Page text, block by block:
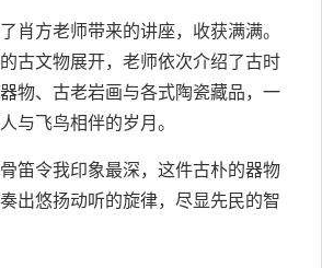
肖方老师带来的讲座，收获满满。
古文物展开，老师依次介绍了古时
物、古老岩画与各式陶瓷藏品，一
与飞鸟相伴的岁月。
笛令我印象最深，这件古朴的器物
出悠扬动听的旋律，尽显先民的智